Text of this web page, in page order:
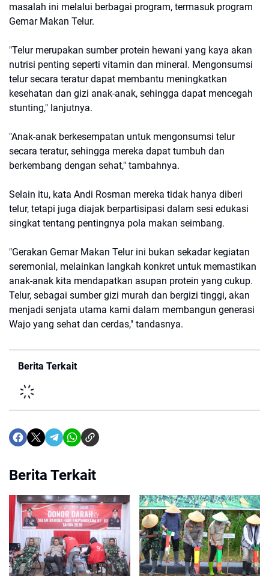
masalah ini melalui berbagai program, termasuk program
Gemar Makan Telur.
"Telur merupakan sumber protein hewani yang kaya akan
nutrisi penting seperti vitamin dan mineral. Mengonsumsi
telur secara teratur dapat membantu meningkatkan
kesehatan dan gizi anak-anak, sehingga dapat mencegah
stunting," lanjutnya.
"Anak-anak berkesempatan untuk mengonsumsi telur
secara teratur, sehingga mereka dapat tumbuh dan
berkembang dengan sehat," tambahnya.
Selain itu, kata Andi Rosman mereka tidak hanya diberi
telur, tetapi juga diajak berpartisipasi dalam sesi edukasi
singkat tentang pentingnya pola makan seimbang.
"Gerakan Gemar Makan Telur ini bukan sekadar kegiatan
seremonial, melainkan langkah konkret untuk memastikan
anak-anak kita mendapatkan asupan protein yang cukup.
Telur, sebagai sumber gizi murah dan bergizi tinggi, akan
menjadi senjata utama kami dalam membangun generasi
Wajo yang sehat dan cerdas," tandasnya.
Berita Terkait
Berita Terkait